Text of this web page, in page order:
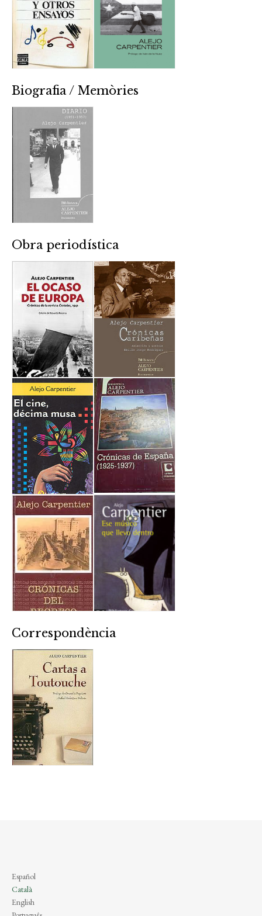
Biografia / Memòries
Obra periodística
Correspondència
Español
Català
English